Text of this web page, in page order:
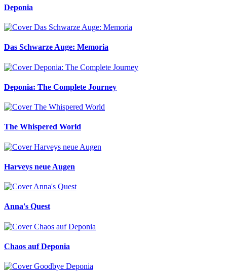
Deponia
Das Schwarze Auge: Memoria
Deponia: The Complete Journey
The Whispered World
Harveys neue Augen
Anna's Quest
Chaos auf Deponia